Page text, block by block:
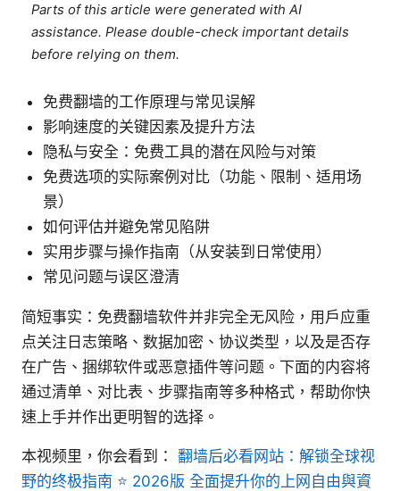
Parts of this article were generated with AI
assistance. Please double-check important details
before relying on them.
免费翻墙的工作原理与常见误解
影响速度的关键因素及提升方法
隐私与安全：免费工具的潜在风险与对策
免费选项的实际案例对比（功能、限制、适用场
景）
如何评估并避免常见陷阱
实用步骤与操作指南（从安装到日常使用）
常见问题与误区澄清
简短事实：免费翻墙软件并非完全无风险，用户应重
点关注日志策略、数据加密、协议类型，以及是否存
在广告、捆绑软件或恶意插件等问题。下面的内容将
通过清单、对比表、步骤指南等多种格式，帮助你快
速上手并作出更明智的选择。
本视频里，你会看到： 翻墙后必看网站：解锁全球视
野的终极指南 ⭐ 2026版 全面提升你的上网自由與資